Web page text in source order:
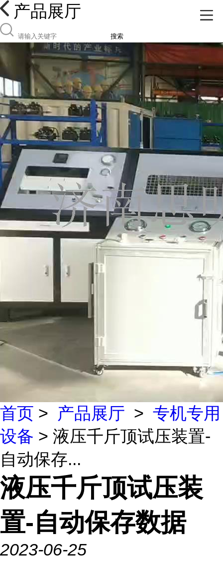
产品展厅
搜索
首页 > 产品展厅 > 专机专用
设备 > 液压千斤顶试压装置-
自动保存...
液压千斤顶试压装
置-自动保存数据
2023-06-25